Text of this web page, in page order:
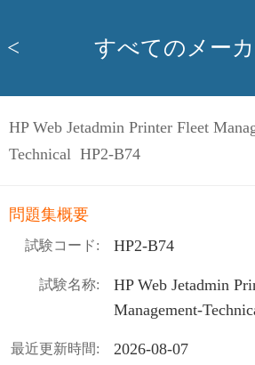
< すべてのメー
HP Web Jetadmin Printer Fleet
Technical HP2-B74
問題集概要
試験コード: HP2-B74
試験名称:
HP Web Jetadmin
Management-
最近更新時間: 2026-08-07